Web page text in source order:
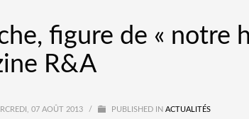
figure de « notre
R&A
07 AOÛT 2013 / PUBLISHED IN ACTUALITÉS